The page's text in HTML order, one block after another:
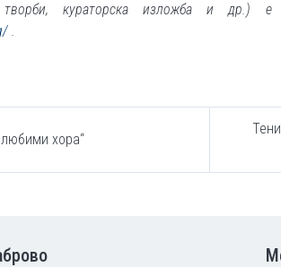
творби, кураторска изложба и др.) е
.
хора“